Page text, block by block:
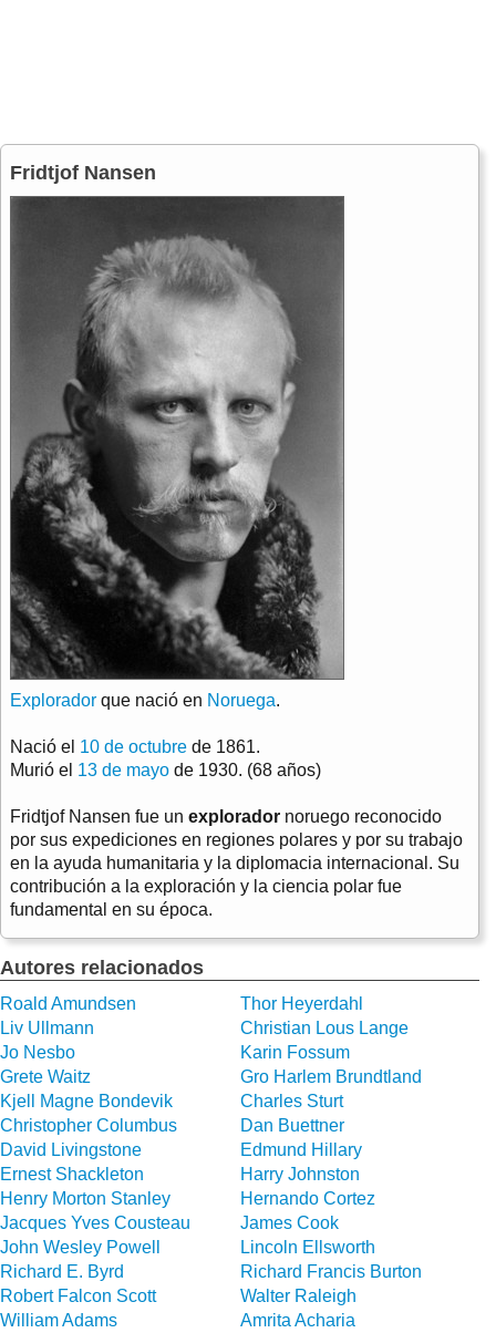
Fridtjof Nansen
Explorador que nació en Noruega.
Nació el 10 de octubre de 1861.
Murió el 13 de mayo de 1930. (68 años)
Fridtjof Nansen fue un explorador noruego reconocido
por sus expediciones en regiones polares y por su trabajo
en la ayuda humanitaria y la diplomacia internacional. Su
contribución a la exploración y la ciencia polar fue
fundamental en su época.
Autores relacionados
Roald Amundsen
Thor Heyerdahl
Liv Ullmann
Christian Lous Lange
Jo Nesbo
Karin Fossum
Grete Waitz
Gro Harlem Brundtland
Kjell Magne Bondevik
Charles Sturt
Christopher Columbus
Dan Buettner
David Livingstone
Edmund Hillary
Ernest Shackleton
Harry Johnston
Henry Morton Stanley
Hernando Cortez
Jacques Yves Cousteau
James Cook
John Wesley Powell
Lincoln Ellsworth
Richard E. Byrd
Richard Francis Burton
Robert Falcon Scott
Walter Raleigh
William Adams
Amrita Acharia